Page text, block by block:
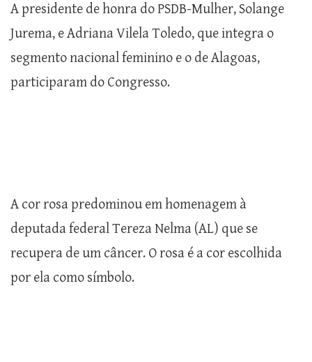
A presidente de honra do PSDB-Mulher, Solange
Jurema, e Adriana Vilela Toledo, que integra o
segmento nacional feminino e o de Alagoas,
participaram do Congresso.
A cor rosa predominou em homenagem à
deputada federal Tereza Nelma (AL) que se
recupera de um câncer. O rosa é a cor escolhida
por ela como símbolo.